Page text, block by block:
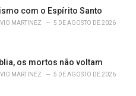
com o Espírito Santo
MARTINEZ 5 DE AGOSTO DE 2026
os mortos não voltam
MARTINEZ 5 DE AGOSTO DE 2026